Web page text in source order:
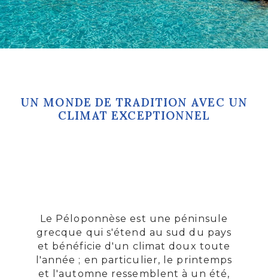
UN MONDE DE TRADITION AVEC UN
CLIMAT EXCEPTIONNEL
Le Péloponnèse est une péninsule
grecque qui s'étend au sud du pays
et bénéficie d'un climat doux toute
l'année ; en particulier, le printemps
et l'automne ressemblent à un été,